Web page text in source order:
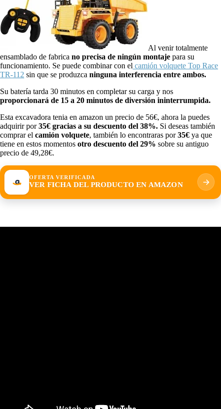
Al venir totalmente
ensamblado de fabrica no precisa de ningún montaje para su
funcionamiento. Se puede combinar con el camión volquete Top Race
TR-112 sin que se produzca ninguna interferencia entre ambos.
Su batería tarda 30 minutos en completar su carga y nos
proporcionará de 15 a 20 minutos de diversión ininterrumpida.
Esta excavadora tenia en amazon un precio de 56€, ahora la puedes
adquirir por35€ gracias a su descuento del 38%. Si deseas también
comprar el camión volquete, también lo encontraras por35€ ya que
tiene en estos momentos otro descuento del 29% sobre su antiguo
precio de 49,28€.
OFERTA VERIFICADA
VER FICHA DEL PRODUCTO EN AMAZON